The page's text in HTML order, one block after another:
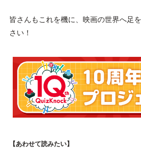
皆さんもこれを機に、映画の世界へ足
さい！
【あわせて読みたい】